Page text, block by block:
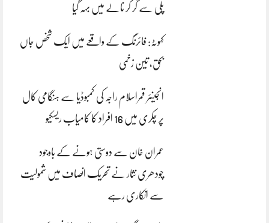
پلی سے گر کر نالے میں بہہ گیا
کہوٹہ: فائرنگ کے واقعے میں ایک شخص جاں
بحق، تین زخمی
انجینئر قمراسلام راجہ کی کمبوڈیا سے ہنگامی کال
پر چکری میں 16 افراد کا کامیاب ریسکیو
عمران خان سے دوستی ہونے کے باوجود
چودھری نثار نے تحریک انصاف میں شمولیت
سے انکاری رہے